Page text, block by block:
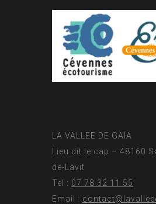
LA VALLEE DE GAÏA
Lieu dit le cap – 48160
de-Lavit
Tel : 07 78 32 11 55
Email :